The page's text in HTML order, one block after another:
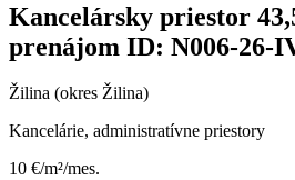
Kancelársky priestor
prenájom ID: N006-26-
Žilina (okres Žilina)
Kancelárie, administratívne priestory
10 €/m²/mes.